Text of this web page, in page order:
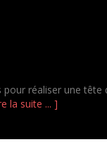
réaliser une
la suite ... ]